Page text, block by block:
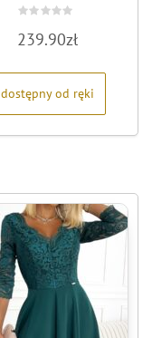
0
na
239.90zł
dostępny od ręki